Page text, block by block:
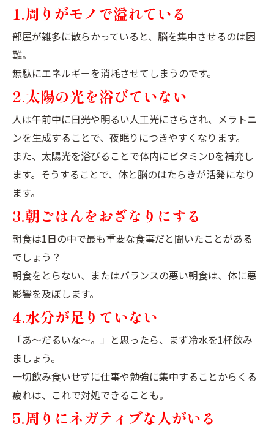
1.周りがモノで溢れている
部屋が雑多に散らかっていると、脳を集中させるのは困
難。
無駄にエネルギーを消耗させてしまうのです。
2.太陽の光を浴びていない
人は午前中に日光や明るい人工光にさらされ、メラトニ
ンを生成することで、夜眠りにつきやすくなります。
また、太陽光を浴びることで体内にビタミンDを補充し
ます。そうすることで、体と脳のはたらきが活発になり
ます。
3.朝ごはんをおざなりにする
朝食は1日の中で最も重要な食事だと聞いたことがある
でしょう？
朝食をとらない、またはバランスの悪い朝食は、体に悪
影響を及ぼします。
4.水分が足りていない
「あ〜だるいな〜。」と思ったら、まず冷水を1杯飲み
ましょう。
一切飲み食いせずに仕事や勉強に集中することからくる
疲れは、これで対処できることも。
5.周りにネガティブな人がいる